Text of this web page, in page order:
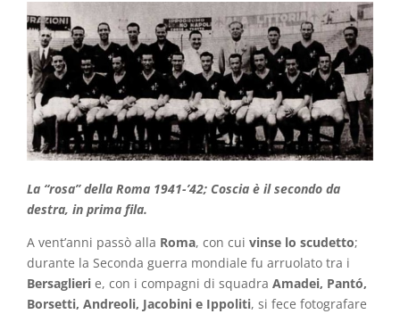
La “rosa” della Roma 1941-’42; Coscia è il secondo da
destra, in prima fila.
A vent’anni passò alla Roma, con cui vinse lo scudetto;
durante la Seconda guerra mondiale fu arruolato tra i
Bersaglieri e, con i compagni di squadra Amadei, Pantó,
Borsetti, Andreoli, Jacobini e Ippoliti, si fece fotografare